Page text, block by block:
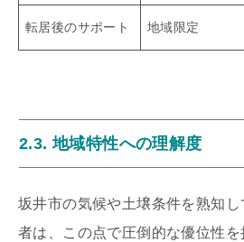
転居後のサポート 地域限定
2.3. 地域特性への理解度
坂井市の気候や土壌条件を熟知
者は、この点で圧倒的な優位性を